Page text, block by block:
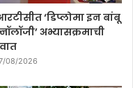
‘डिप्लोमा इन बांबू
अभ्यासक्रमाची
08/2026